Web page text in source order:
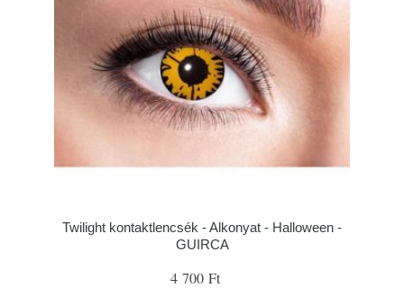
Twilight kontaktlencsék - Alkonyat - Halloween -
GUIRCA
4 700 Ft